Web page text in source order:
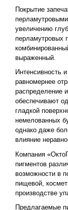
Покрытие
увеличению
перламутровых
выраженный.
Интенсивность
равномернее
распределение
обеспечивают
гладкой
немелованных
однако даже
влияние
Компания
пигментов
возможности в
пищевой,
производстве
Предлагаемые